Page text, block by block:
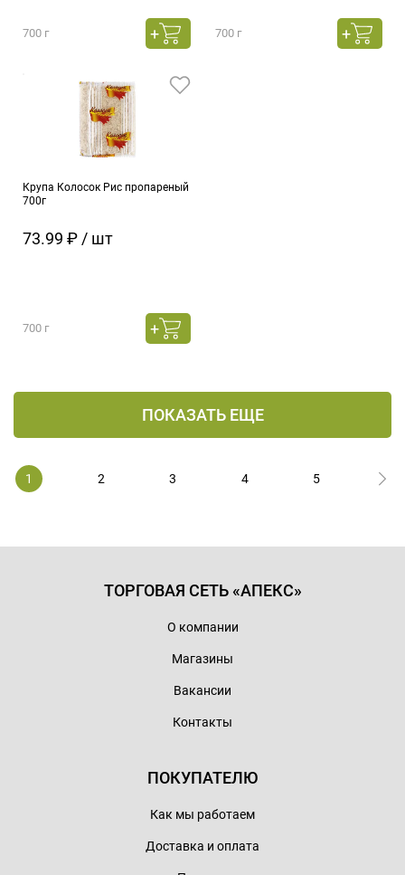
700 г 700 г
Крупа Колосок Рис пропареный
700г
73.99 ₽ / шт
700 г
ПОКАЗАТЬ ЕЩЕ
1 2 3 4 5
ТОРГОВАЯ СЕТЬ «АПЕКС»
О компании
Магазины
Вакансии
Контакты
ПОКУПАТЕЛЮ
Как мы работаем
Доставка и оплата